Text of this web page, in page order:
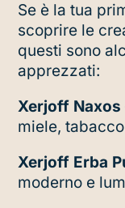
Se è la tua
scoprire le
questi sono
apprezzati:
Xerjoff Naxos
miele,
Xerjoff Erba
moderno e